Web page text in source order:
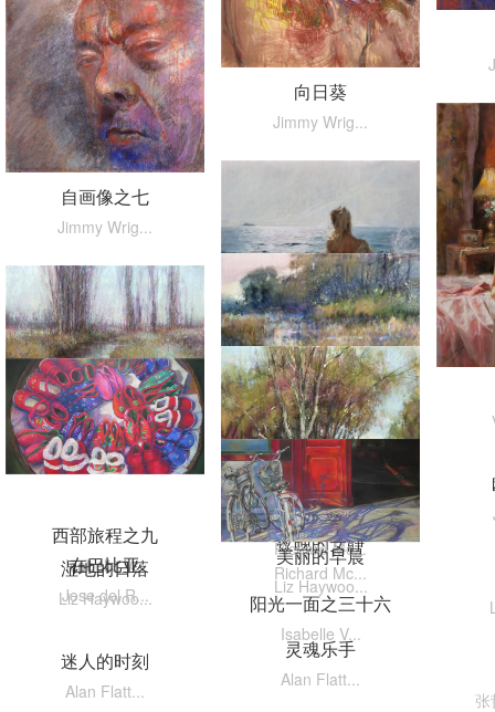
向日葵
Jimmy Wrig...
自画像之七
Jimmy Wrig...
地中海的早晨
Vicente Ro...
夜晚的安静
Richard Mc...
绿松石的笔记
Richard Mc...
格林纳丛林
Richard Mc...
西部旅程之九
Isabelle V...
阳光一面之三十六
Isabelle V...
在巴比亚
Jose del R...
美丽的早晨
Liz Haywoo...
湿地的日落
Liz Haywoo...
灵魂乐手
Alan Flatt...
迷人的时刻
Alan Flatt...